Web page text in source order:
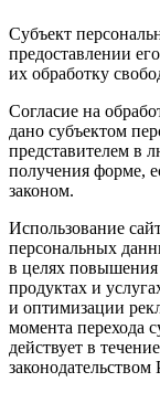
Субъект
предоставлении
их обработку
Согласие на
дано субъектом
представителем в
получения форме,
законом.
Использование
персональных
в целях повышения
продуктах и
и оптимизации
момента перехода
действует в